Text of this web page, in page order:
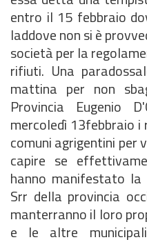
entro il 15 febbraio
laddove non si è
società per la
rifiuti. Una
mattina per non
Provincia Eugenio
mercoledì 13febbraio
comuni agrigentini per
capire se
hanno manifestato
Srr della provincia
manterranno il loro
e le altre